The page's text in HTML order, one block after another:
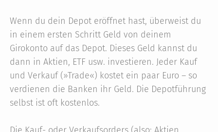
Wenn du dein Depot eröffnet hast, überweist du
in einem ersten Schritt Geld von deinem
Girokonto auf das Depot. Dieses Geld kannst du
dann in Aktien, ETF usw. investieren. Jeder Kauf
und Verkauf (»Trade«) kostet ein paar Euro – so
verdienen die Banken ihr Geld. Die Depotführung
selbst ist oft kostenlos.